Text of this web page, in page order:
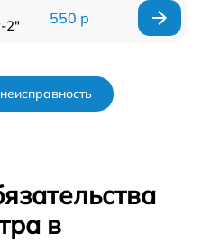
2"
550 р
в